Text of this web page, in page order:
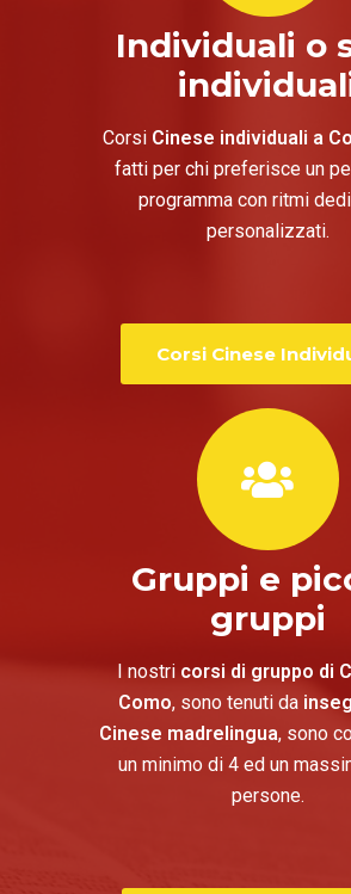
Individuali o
Corsi Cinese individuali a
fatti per chi preferisce un
programma con ritmi
personalizzati.
Corsi Cinese
Gruppi e
gruppi
I nostri corsi di gruppo di
Como, sono tenuti da
Cinese madrelingua, sono
un minimo di 4 ed un
persone.